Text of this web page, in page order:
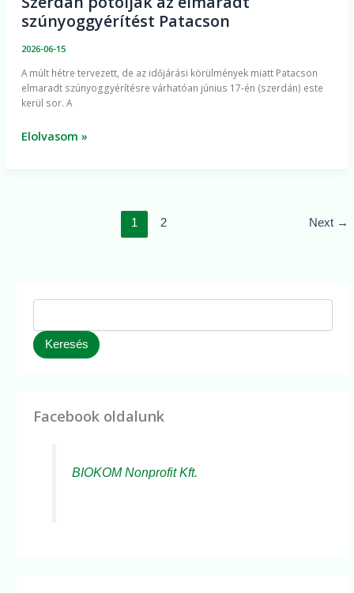
szúnyoggyérítést Patacson
2026-06-15
A múlt hétre tervezett, de az időjárási körülmények miatt Patacson
elmaradt szúnyoggyérítésre várhatóan június 17-én (szerdán) este
kerül sor. A
Elolvasom »
1 2 Next →
Keresés
Facebook oldalunk
BIOKOM Nonprofit Kft.